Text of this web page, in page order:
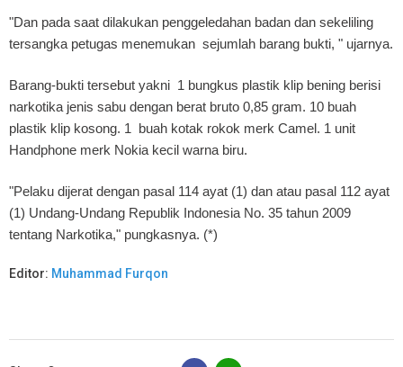
"Dan pada saat dilakukan penggeledahan badan dan sekeliling
tersangka petugas menemukan sejumlah barang bukti, " ujarnya.
Barang-bukti tersebut yakni 1 bungkus plastik klip bening berisi
narkotika jenis sabu dengan berat bruto 0,85 gram. 10 buah
plastik klip kosong. 1 buah kotak rokok merk Camel. 1 unit
Handphone merk Nokia kecil warna biru.
"Pelaku dijerat dengan pasal 114 ayat (1) dan atau pasal 112 ayat
(1) Undang-Undang Republik Indonesia No. 35 tahun 2009
tentang Narkotika," pungkasnya. (*)
Editor: Muhammad Furqon
B